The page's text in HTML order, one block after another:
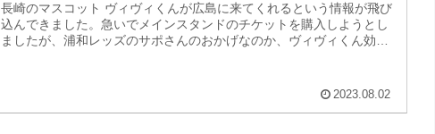
長崎のマスコット ヴィヴィくんが広島に来てくれるという情報が飛び
込んできました。急いでメインスタンドのチケットを購入しようとし
ましたが、浦和レッズのサポさんのおかげなのか、ヴィヴィくん効果
2023.08.02